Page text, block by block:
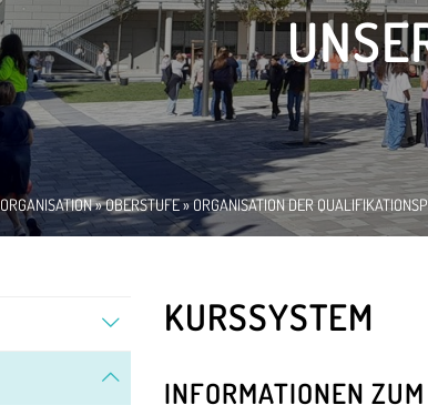
ORGANISATION»OBERSTUFE» ORGANISATION DER
KURSSYSTEM
INFORMATIONEN